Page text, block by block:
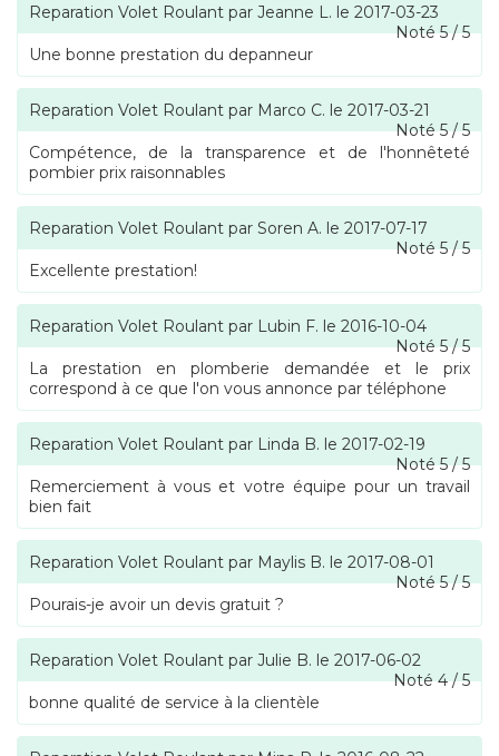
Reparation Volet Roulant par Jeanne L. le 2017-03-23
Noté5/5
Une bonne prestation du depanneur
Reparation Volet Roulant par Marco C. le 2017-03-21
Noté5/5
Compétence, de la transparence et de l'honnêteté
pombier prix raisonnables
Reparation Volet Roulant par Soren A. le 2017-07-17
Noté5/5
Excellente prestation!
Reparation Volet Roulant par Lubin F. le 2016-10-04
Noté5/5
La prestation en plomberie demandée et le prix
correspond à ce que l'on vous annonce par téléphone
Reparation Volet Roulant par Linda B. le 2017-02-19
Noté5/5
Remerciement à vous et votre équipe pour un travail
bien fait
Reparation Volet Roulant par Maylis B. le 2017-08-01
Noté5/5
Pourais-je avoir un devis gratuit ?
Reparation Volet Roulant par Julie B. le 2017-06-02
Noté4/5
bonne qualité de service à la clientèle